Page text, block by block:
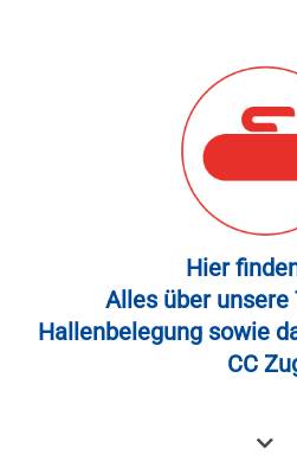
Hier
Alles über unsere
Hallenbelegung sowie
CC
Besuchen Sie